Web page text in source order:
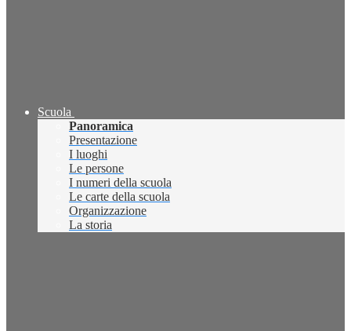
Scuola
Panoramica
Presentazione
I luoghi
Le persone
I numeri della scuola
Le carte della scuola
Organizzazione
La storia